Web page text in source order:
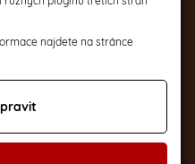
najdete na stránce